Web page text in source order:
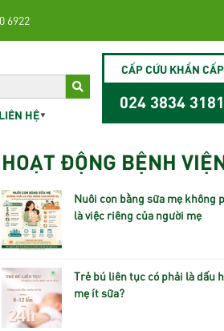
6922
LIÊN HỆ
CẤP CỨU KHẨN CẤP
024 3834 3181
HOẠT ĐỘNG BỆNH
Nuôi con bằng sữa mẹ không
là việc riêng của người mẹ
Trẻ bú liên tục có phải là dấu
mẹ ít sữa?